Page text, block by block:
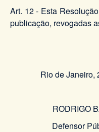
Art. 12 - Esta
publicação, revogadas
Rio de Janeiro,
RODRIGO
Defensor